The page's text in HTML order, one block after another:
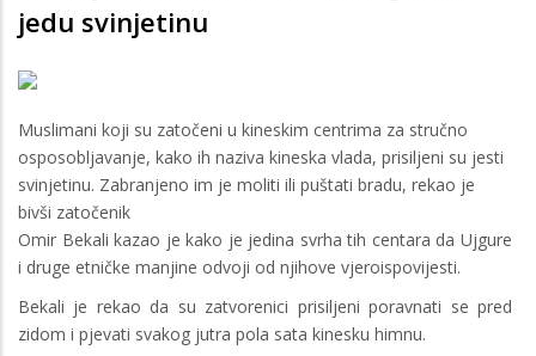
jedu svinjetinu
Muslimani koji su zatočeni u kineskim centrima za stručno
osposobljavanje, kako ih naziva kineska vlada, prisiljeni su jesti
svinjetinu. Zabranjeno im je moliti ili puštati bradu, rekao je
bivši zatočenik
Omir Bekali kazao je kako je jedina svrha tih centara da Ujgure
i druge etničke manjine odvoji od njihove vjeroispovijesti.
Bekali je rekao da su zatvorenici prisiljeni poravnati se pred
zidom i pjevati svakog jutra pola sata kinesku himnu.